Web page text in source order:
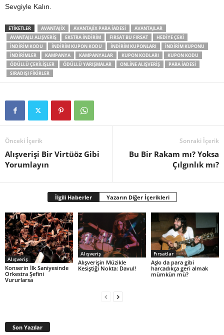
Sevgiyle Kalın.
ETIKETLER AVANTAJIX AVANTAJIX PARA IADESI
AVANTAJLAR
AVANTAJLI ALIŞVERIŞ
EKSTRA INDIRIM FIRSAT BU FIRSAT
HEDIYE ÇEKI
INDIRIM KODU
INDIRIM KUPON KODU INDIRIM KUPONLARI
INDIRIM KUPONU
INDIRIMLER
KAMPANYA KAMPANYALAR KUPON KODLARI
KUPON KODU
ÖDÜLLÜ ÇEKILIŞLER
ÖDÜLLÜ YARIŞMALAR ONLINE ALIŞVERIŞ
PARA IADESI
SIRADIŞI FIKIRLER
Önceki İçerik
Alışverişi Bir Virtüöz Gibi
Yorumlayın
Sonraki İçerik
Bu Bir Rakam mı? Yoksa
Çılgınlık mı?
İlgili Haberler Yazarın Diğer İçerikleri
Alışveriş
Konserin İlk Saniyesinde
Orkestra Şefini
Vururlarsa
Alışveriş
Alışverişin Müzikle
Kesiştiği Nokta: Davul!
Fırsatlar
Aşkı da para gibi
harcadıkça geri almak
mümkün mü?
Son Yazılar